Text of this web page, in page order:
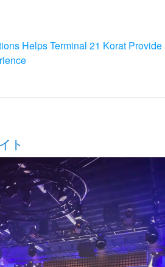
Helps Terminal 21 Korat Provide
ト